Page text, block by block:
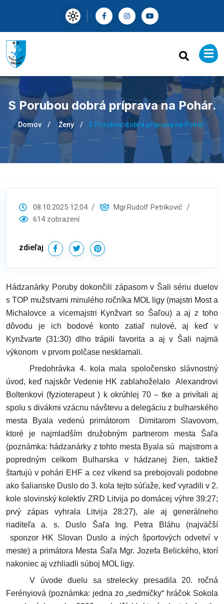
S Porubou dobrá príprava na Pohár.
Domov Ženy S Porubou dobrá príprava na Pohár.
08.10.2025 12:04
Mgr.Rudolf Petrikovič
614 zobrazení
zdieľaj
Hádzanárky Poruby dokončili zápasom v Šali sériu duelov
s TOP mužstvami minulého ročníka MOL ligy (majstri Most a
Michalovce a vicemajstri Kynžvart so Šaľou) a aj z toho
dôvodu je ich bodové konto zatiaľ nulové, aj keď v
Kynžvarte (31:30) dlho trápili favorita a aj v Šali najmä
výkonom v prvom polčase nesklamali.
Predohrávka 4. kola mala spoločensko slávnostný
úvod, keď najskôr Vedenie HK zablahoželalo Alexandrovi
Boltenkovi (fyzioterapeut ) k okrúhlej 70 – tke a privítali aj
spolu s divákmi vzácnu návštevu a delegáciu z bulharského
mesta Byala vedenú primátorom Dimitarom Slavovom,
ktoré je najmladším družobným partnerom mesta Šaľa
(poznámka: hádzanárky z tohto mesta Byala sú majstrom a
popredným celkom Bulharska v hádzanej žien, taktiež
štartujú v pohári EHF a cez víkend sa prebojovali podobne
ako šalianske Duslo do 3. kola tejto súťaže, keď vyradili v 2.
kole slovinský kolektív ZRD Litvija po domácej výhre 39:27;
prvý zápas vyhrala Litvija 28:27), ale aj generálneho
riaditeľa a. s. Duslo Šaľa Ing. Petra Bláhu (najväčší
sponzor HK Slovan Duslo a iných športových odvetví v
meste) a primátora Mesta Šaľa Mgr. Jozefa Belického, ktorí
nakoniec aj vzhliadli súboj MOL ligy.
V úvode duelu sa strelecky presadila 20. ročná
Ferényiová (poznámka: jedna zo „sedmičky“ hráčok Sokola